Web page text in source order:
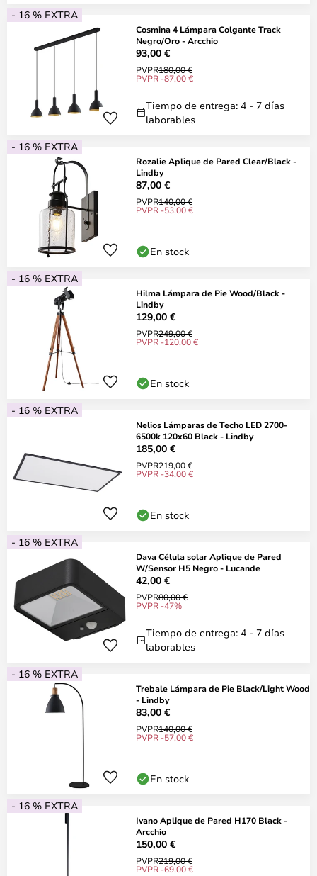
- 16 % EXTRA
Cosmina 4 Lámpara Colgante Track
Negro/Oro - Arcchio
93,00 €
PVPR180,00 €
PVPR -87,00 €
Tiempo de entrega: 4 - 7 días
laborables
- 16 % EXTRA
Rozalie Aplique de Pared Clear/Black -
Lindby
87,00 €
PVPR140,00 €
PVPR -53,00 €
En stock
- 16 % EXTRA
Hilma Lámpara de Pie Wood/Black -
Lindby
129,00 €
PVPR249,00 €
PVPR -120,00 €
En stock
- 16 % EXTRA
Nelios Lámparas de Techo LED 2700-
6500k 120x60 Black - Lindby
185,00 €
PVPR219,00 €
PVPR -34,00 €
En stock
- 16 % EXTRA
Dava Célula solar Aplique de Pared
W/Sensor H5 Negro - Lucande
42,00 €
PVPR80,00 €
PVPR -47%
Tiempo de entrega: 4 - 7 días
laborables
- 16 % EXTRA
Trebale Lámpara de Pie Black/Light Wood
- Lindby
83,00 €
PVPR140,00 €
PVPR -57,00 €
En stock
- 16 % EXTRA
Ivano Aplique de Pared H170 Black -
Arcchio
150,00 €
PVPR219,00 €
PVPR -69,00 €